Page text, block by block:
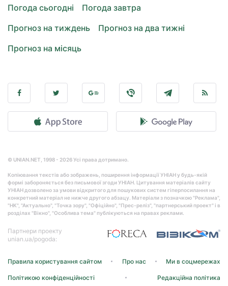
Погода сьогодні
Погода завтра
Прогноз на тиждень
Прогноз на два тижні
Прогноз на місяць
© UNIAN.NET, 1998 - 2026 Усі права дотримано.
Копіювання текстів або зображень, поширення інформації УНІАН у будь-якій
формі забороняється без письмової згоди УНІАН. Цитування матеріалів сайту
УНІАН дозволено за умови відкритого для пошукових систем гіперпосилання на
конкретний матеріал не нижче другого абзацу. Матеріали з позначкою "Реклама",
"НК", "Актуально", "Точка зору", "Офіційно", "Прес-реліз", "партнерський проект" і в
розділах "Вікно", "Особлива тема" публікуються на правах реклами.
Партнери проекту
unian.ua/pogoda:
Правила користування сайтом Про нас Ми в соцмережах
Політикою конфіденційності Редакційна політика